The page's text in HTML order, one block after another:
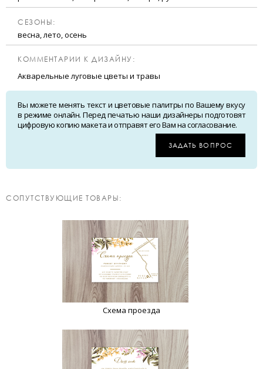
CЕЗОНЫ:
весна, лето, осень
КОММЕНТАРИИ К ДИЗАЙНУ:
Акварельные луговые цветы и травы
Вы можете менять текст и цветовые палитры по Вашему вкусу
в режиме онлайн. Перед печатью наши дизайнеры подготовят
цифровую копию макета и отправят его Вам на согласование.
ЗАДАТЬ ВОПРОС
CОПУТСТВУЮЩИЕ ТОВАРЫ:
Схема проезда